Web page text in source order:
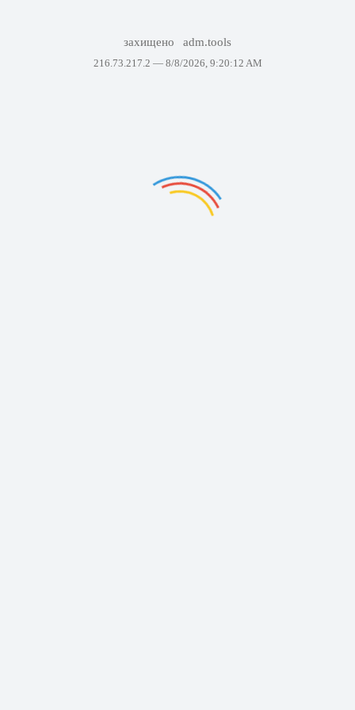
захищено adm.tools
216.73.217.2 — 8/8/2026, 9:20:12 AM